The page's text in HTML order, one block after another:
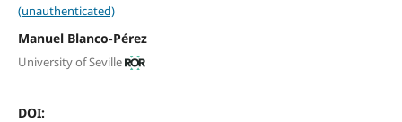
(unauthenticated)
Manuel Blanco-Pérez
University of Seville
DOI: